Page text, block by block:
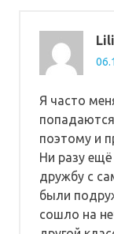
Я часто
поэтому и
Ни разу
дружбу с
были
сошло на